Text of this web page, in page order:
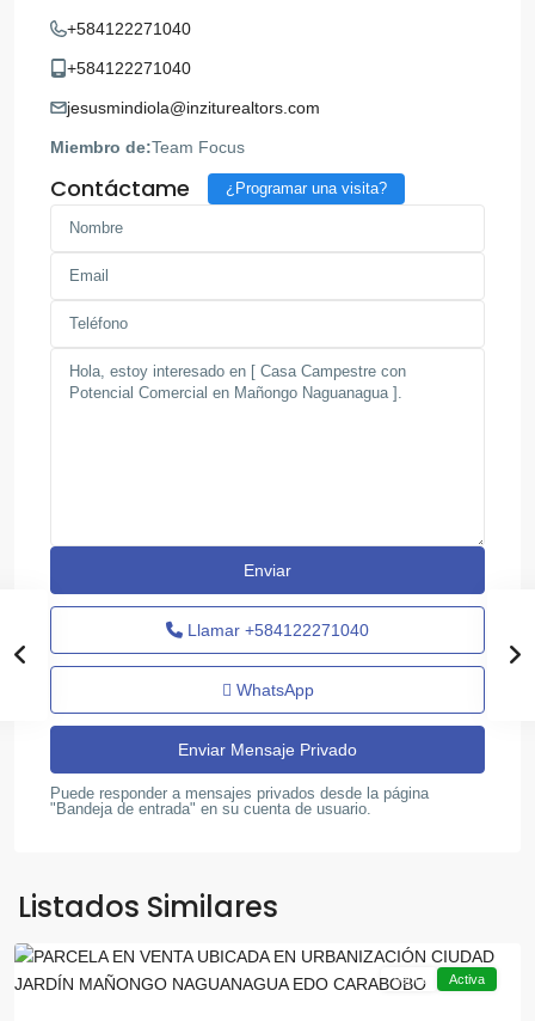
+584122271040
+584122271040
jesusmindiola@inziturealtors.com
Miembro de:Team Focus
Contáctame ¿Programar una visita?
Llamar +584122271040
WhatsApp
Puede responder a mensajes privados desde la página
"Bandeja de entrada" en su cuenta de usuario.
Listados Similares
Mañongo
Naguanagua
Venta Activa